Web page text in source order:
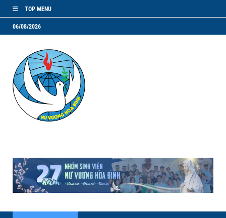
TOP MENU
06/08/2026